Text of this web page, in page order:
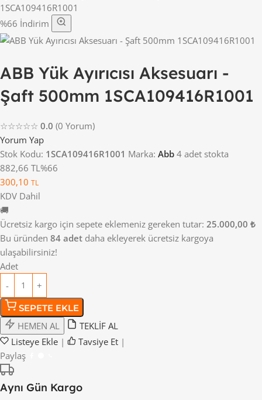
1SCA109416R1001
%66 İndirim
ABB Yük Ayırıcısı Aksesuarı -
Şaft 500mm 1SCA109416R1001
☆☆☆☆☆ 0.0 (0 Yorum)
Yorum Yap
Stok Kodu: 1SCA109416R1001 Marka: Abb 4 adet stokta
882,66 TL %66
300,10 TL
KDV Dahil
🚚
Ücretsiz kargo için sepete eklemeniz gereken tutar: 25.000,00 ₺
Bu üründen 84 adet daha ekleyerek ücretsiz kargoya
ulaşabilirsiniz!
Adet
SEPETE EKLE
HEMEN AL
TEKLİF AL
Listeye Ekle | Tavsiye Et |
Paylaş
Aynı Gün Kargo